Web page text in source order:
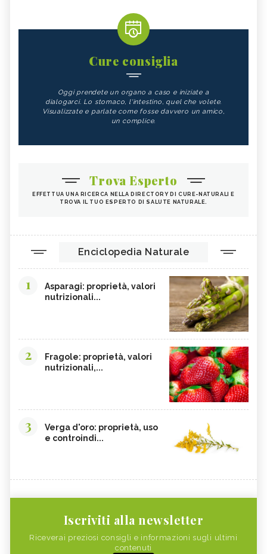
Cure consiglia
Oggi prendete un organo a caso e iniziate a
dialogarci. Lo stomaco, l'intestino, quel che volete.
Visualizzate e parlate come fosse davvero un amico,
un complice.
Trova Esperto
EFFETTUA UNA RICERCA NELLA DIRECTORY DI CURE-NATURALI E
TROVA IL TUO ESPERTO DI SALUTE NATURALE.
Enciclopedia Naturale
1
Asparagi: proprietà, valori
nutrizionali...
2
Fragole: proprietà, valori
nutrizionali,...
3
Verga d'oro: proprietà, uso
e controindi...
Iscriviti alla newsletter
Riceverai preziosi consigli e informazioni sugli ultimi
contenuti